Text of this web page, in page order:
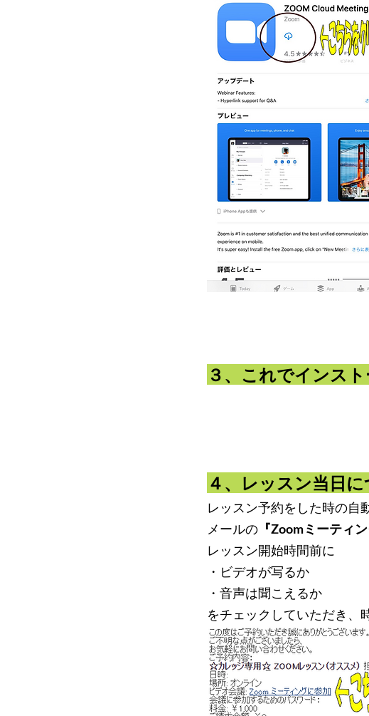
３、これでインスト
４、レッスン当日に
レッスン予約をした時の自
メールの 『Zoomミーティ
レッスン開始時間前に
・ビデオが写るか
・音声は聞こえるか
をチェックしていただき、